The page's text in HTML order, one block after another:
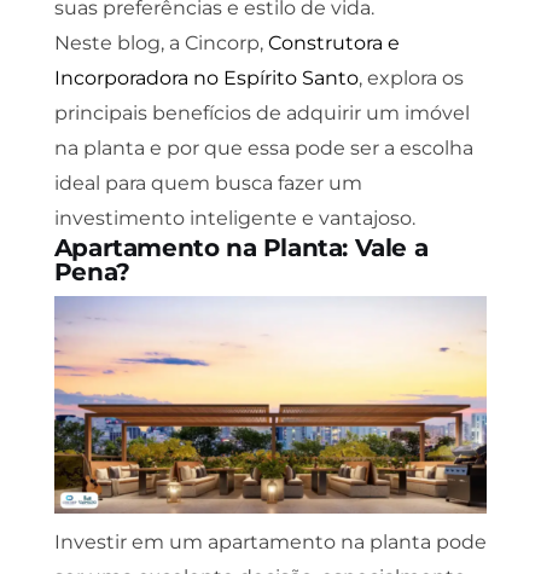
suas preferências e estilo de vida.
Neste blog, a Cincorp, Construtora e
Incorporadora no Espírito Santo, explora os
principais benefícios de adquirir um imóvel
na planta e por que essa pode ser a escolha
ideal para quem busca fazer um
investimento inteligente e vantajoso.
Apartamento na Planta: Vale a
Pena?
Investir em um apartamento na planta pode